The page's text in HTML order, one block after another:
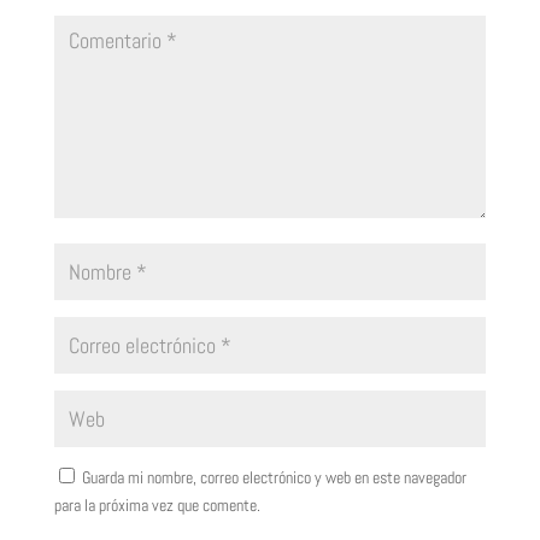
Guarda mi nombre, correo electrónico y web en este navegador
para la próxima vez que comente.